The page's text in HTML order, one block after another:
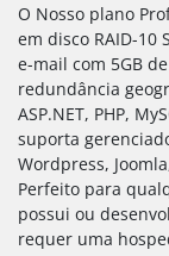
O Nosso plano
em disco RAID-10
e-mail com 5GB
redundância
ASP.NET, PHP,
suporta
Wordpress,
Perfeito para
possui ou
requer uma